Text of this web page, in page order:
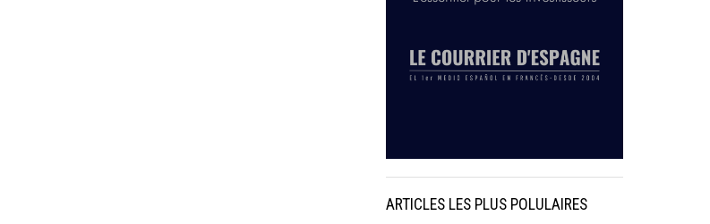
ARTICLES LES PLUS POLULAIRES